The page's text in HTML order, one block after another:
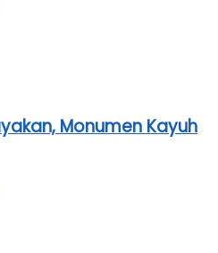
Monumen Kayuh